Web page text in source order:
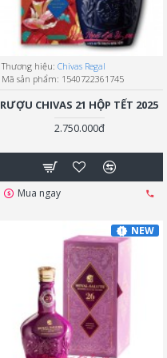
Thương hiệu: Chivas Regal
Mã sản phẩm: 1540722361745
RƯỢU CHIVAS 21 HỘP TẾT 2025
2.750.000đ
Mua ngay
NEW